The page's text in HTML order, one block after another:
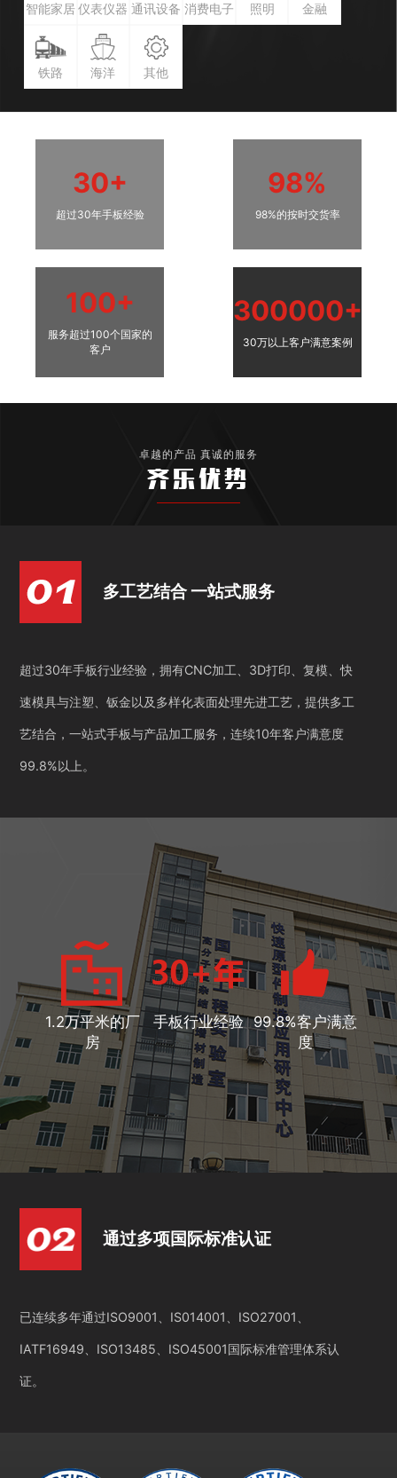
智能家居 仪表仪器 通讯设备 消费电子 照明 金融
铁路 海洋 其他
30+
超过30年手板经验
98%
98%的按时交货率
100+
服务超过100个国家的
客户
300000+
30万以上客户满意案例
卓越的产品 真诚的服务
齐乐优势
多工艺结合 一站式服务
超过30年手板行业经验，拥有CNC加工、3D打印、复模、快
速模具与注塑、钣金以及多样化表面处理先进工艺，提供多工
艺结合，一站式手板与产品加工服务，连续10年客户满意度
99.8%以上。
1.2万平米的厂
房
手板行业经验 99.8%客户满意
度
通过多项国际标准认证
已连续多年通过ISO9001、IS014001、ISO27001、
IATF16949、ISO13485、ISO45001国际标准管理体系认
证。